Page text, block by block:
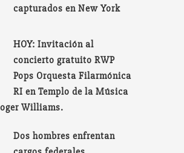
capturados en New York
HOY: Invitación al
concierto gratuito RWP
Pops Orquesta Filarmónica
RI en Templo de la Música
Williams.
Dos hombres enfrentan